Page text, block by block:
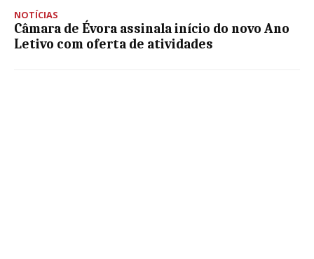
NOTÍCIAS
Câmara de Évora assinala início do novo Ano
Letivo com oferta de atividades